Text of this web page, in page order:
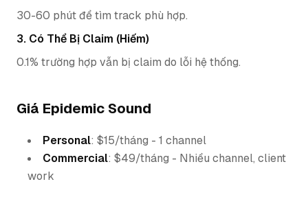
30-60 phút để tìm track phù hợp.
3. Có Thể Bị Claim (Hiếm)
0.1% trường hợp vẫn bị claim do lỗi hệ thống.
Giá Epidemic Sound
Personal: $15/tháng - 1 channel
Commercial: $49/tháng - Nhiều channel, client
work